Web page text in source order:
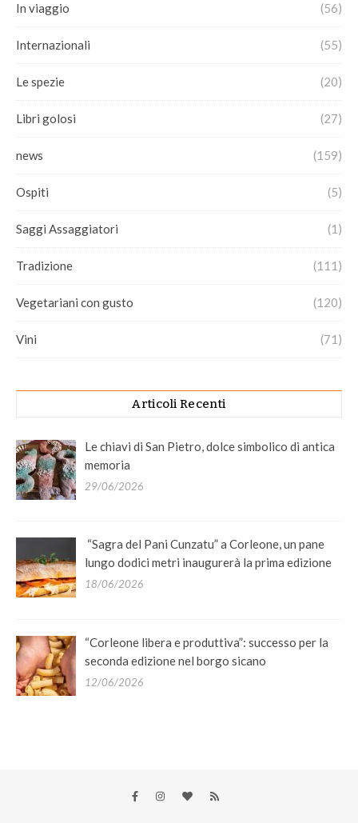
In viaggio (56)
Internazionali (55)
Le spezie (20)
Libri golosi (27)
news (159)
Ospiti (5)
Saggi Assaggiatori (1)
Tradizione (111)
Vegetariani con gusto (120)
Vini (71)
Articoli Recenti
Le chiavi di San Pietro, dolce simbolico di antica
memoria
29/06/2026
“Sagra del Pani Cunzatu” a Corleone, un pane
lungo dodici metri inaugurerà la prima edizione
18/06/2026
“Corleone libera e produttiva”: successo per la
seconda edizione nel borgo sicano
12/06/2026